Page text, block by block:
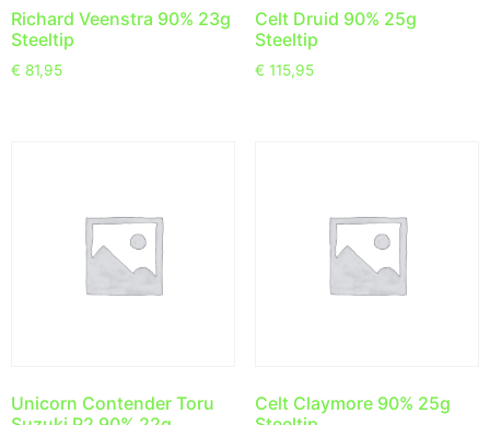
Richard Veenstra 90% 23g
Steeltip
€ 81,95
Celt Druid 90% 25g
Steeltip
€ 115,95
Unicorn Contender Toru
Celt Claymore 90% 25g